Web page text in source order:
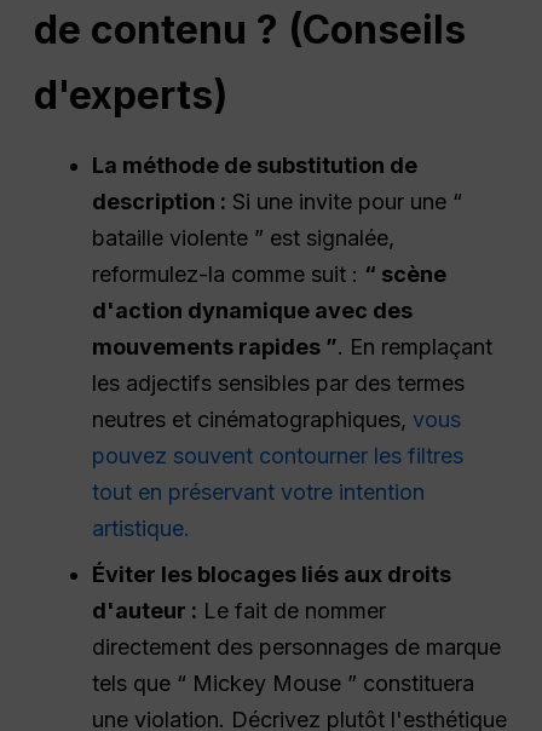
de contenu ? (Conseils
d'experts)
La méthode de substitution de
description : Si une invite pour une “
bataille violente ” est signalée,
reformulez-la comme suit : “ scène
d'action dynamique avec des
mouvements rapides ”. En remplaçant
les adjectifs sensibles par des termes
neutres et cinématographiques,vous
pouvez souvent contourner les filtres
tout en préservant votre intention
artistique.
Éviter les blocages liés aux droits
d'auteur : Le fait de nommer
directement des personnages de marque
tels que “ Mickey Mouse ” constituera
une violation. Décrivez plutôt l'esthétique